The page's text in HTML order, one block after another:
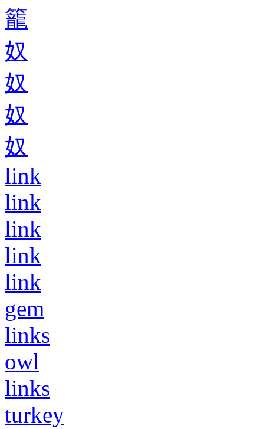
籠
奴
奴
奴
奴
link
link
link
link
link
gem
links
owl
links
turkey